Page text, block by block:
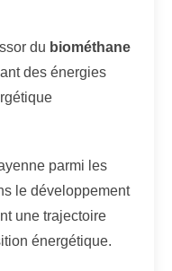
du biométhane
des énergies
parmi les
le développement
une trajectoire
énergétique.